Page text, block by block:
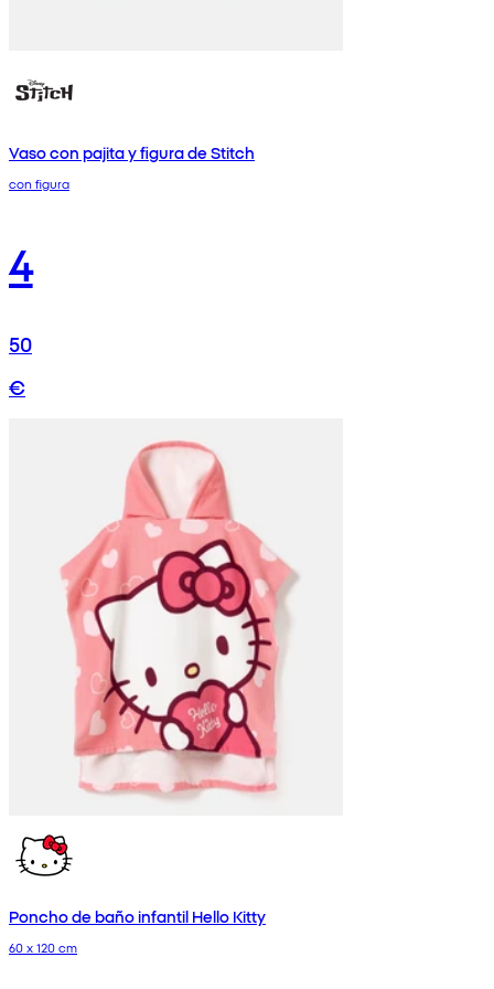
Vaso con pajita y figura de Stitch
con figura
4
50
€
Poncho de baño infantil Hello Kitty
60 x 120 cm